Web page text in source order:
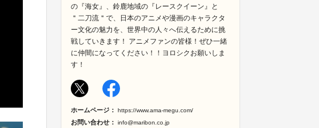
の『海女』、鈴鹿地域の『レースクイーン』と
＂二刀流＂で、日本のアニメや漫画のキャラクタ
ー文化の魅力を、世界中の人々へ伝えるために挑
戦していきます！ アニメファンの皆様！ぜひ一緒
に仲間になってください！！ヨロシクお願いしま
す！
ホームページ： https://www.ama-megu.com/
お問い合わせ： info@maribon.co.jp